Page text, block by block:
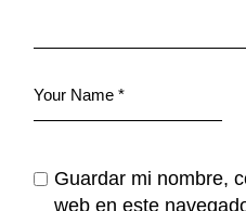
Guardar mi nombre,
web en este